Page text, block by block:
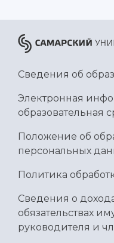
Сведения об
Электронная
образовательная
Положение об
персональных
Политика
Сведения о
обязательствах
руководителя и